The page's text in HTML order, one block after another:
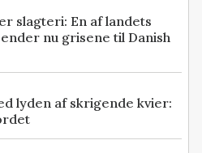
slagteri: En af landets
nu grisene til Danish
lyden af skrigende kvier: